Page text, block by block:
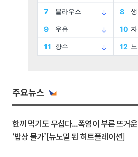
주요뉴스
한끼 먹기도 무섭다...폭염이 부른 뜨거운
‘밥상 물가’[뉴노멀 된 히트플레이션]